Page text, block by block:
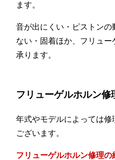
ます。
音が出にくい・ピストン
ない・固着ほか、フリュ
承ります。
フリューゲルホルン修
年式やモデルによっては
ございます。
フリューゲルホルン修理